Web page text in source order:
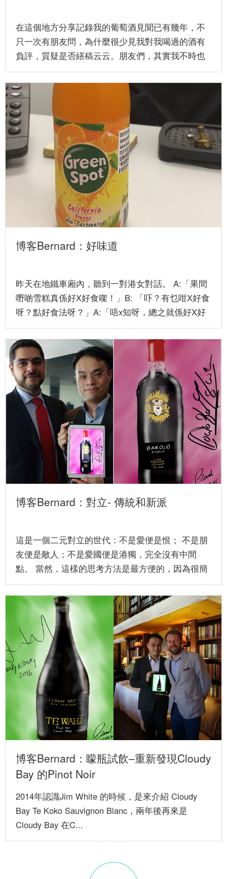
在這個地方分享記錄我的葡萄酒見聞已有幾年，不
只一次有朋友問，為什麼很少見我對我喝過的酒有
負評，質疑是否繕稿云云。朋友們，其實我不時也
有作出一些以酒論酒的批評，但...
博客Bernard：好味道
昨天在地鐵車廂內，聽到一對港女對話。 A:「果間
嘢啲雪糕真係好X好食㗎！」B: 「吓？有乜咁X好食
呀？點好食法呀？」A:「唔x知呀，總之就係好X好
食啦。」 上次...
博客Bernard：對立- 傳統和新派
這是一個二元對立的世代：不是愛便是恨； 不是朋
友便是敵人；不是愛國便是港獨，完全沒有中間
點。 當然，這樣的思考方法是最方便的，因為很簡
單：不是A就是B 。好像我...
博客Bernard：矇瓶試飲–重新發現Cloudy
Bay 的Pinot Noir
2014年認識Jim White 的時候，是來介紹 Cloudy
Bay Te Koko Sauvignon Blanc，兩年後再來是
Cloudy Bay 在C...